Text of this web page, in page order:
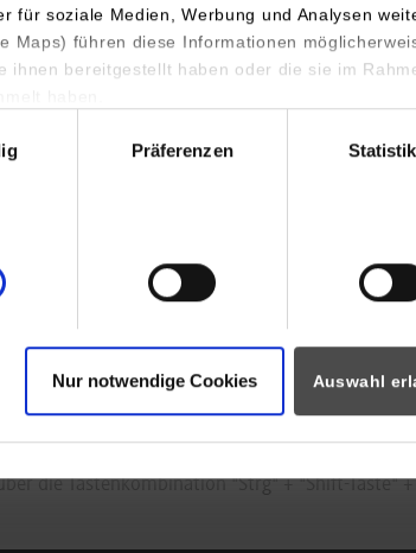
für soziale Medien, Werbung und Analysen
Maps) führen diese Informationen
ihnen bereitgestellt haben oder die sie im
Präferenzen
Nur notwendige Cookies Auswahl
sind
Logout, das heißt Sie können sich nicht
weniger) automatisch ab. Deshalb sollten
zugänglichen Rechner nicht
Sitzungsschlüssel) im Browser!
"Strg" + "Shift-Taste" + "Entf"
die Tastenkombination "Strg" + "Shift-Taste"